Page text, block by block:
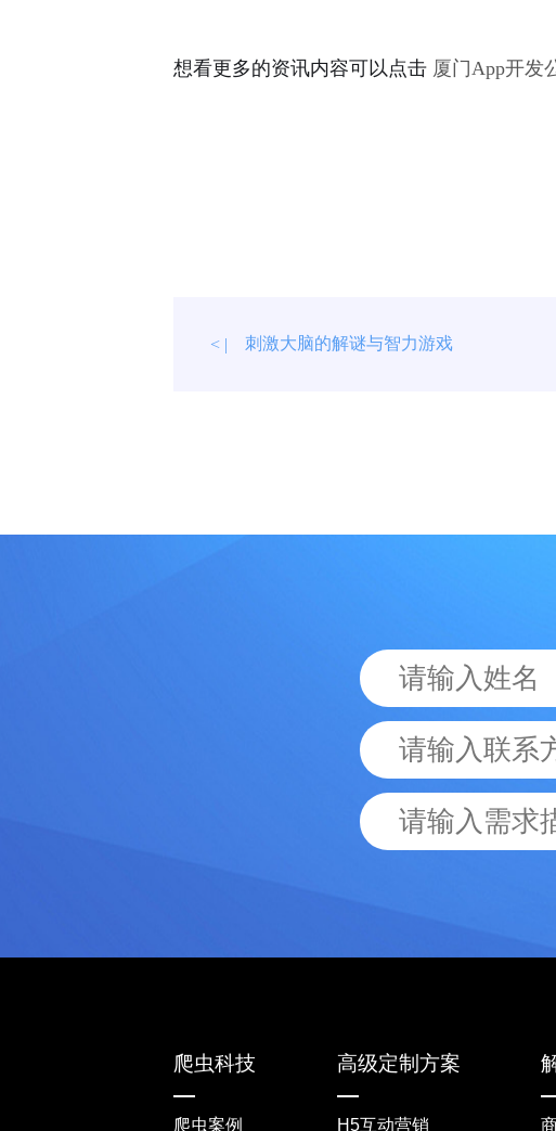
想看更多的资讯内容可以点击 厦门App开发
< | 刺激大脑的解谜与智力游戏
爬虫科技
爬虫案例
高级定制方案
H5互动营销